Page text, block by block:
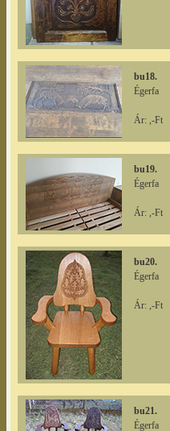
bu18.
Égerfa
Ár: ,-Ft
bu19.
Égerfa
Ár: ,-Ft
bu20.
Égerfa
Ár: ,-Ft
bu21.
Égerfa